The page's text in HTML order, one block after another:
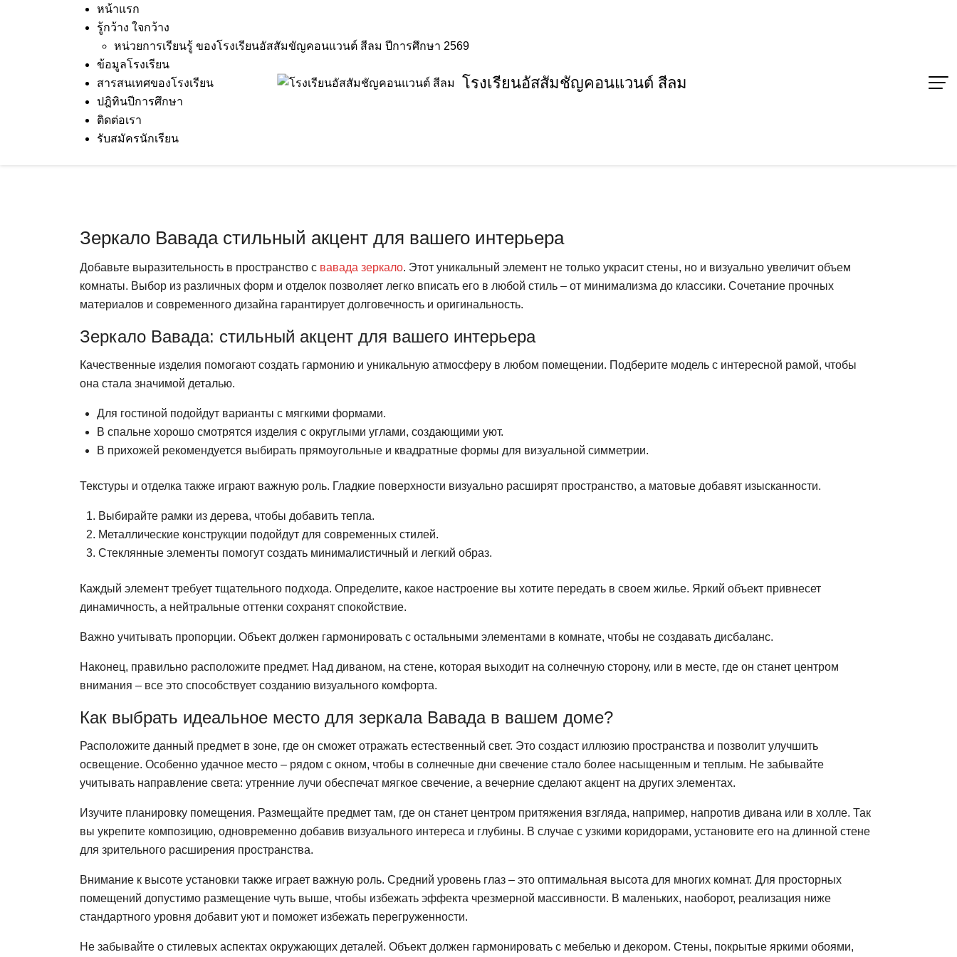
โรงเรียนอัสสัมชัญคอนแวนต์ สีลม
หน้าแรก
รู้กว้าง ใจกว้าง
หน่วยการเรียนรู้ ของโรงเรียนอัสสัมขัญคอนแวนต์ สีลม ปีการศึกษา 2569
ข้อมูลโรงเรียน
สารสนเทศของโรงเรียน
ปฎิทินปีการศึกษา
ติดต่อเรา
รับสมัครนักเรียน
Search
for:
17 May 2023 Terakeat Ontme บทความ
Зеркало Вавада стильный акцент для вашего интерьера
Добавьте выразительность в пространство с вавада зеркало. Этот уникальный элемент не только украсит стены, но и визуально увеличит объем
комнаты. Выбор из различных форм и отделок позволяет легко вписать его в любой стиль – от минимализма до классики. Сочетание прочных
материалов и современного дизайна гарантирует долговечность и оригинальность.
Зеркало Вавада: стильный акцент для вашего интерьера
Качественные изделия помогают создать гармонию и уникальную атмосферу в любом помещении. Подберите модель с интересной рамой, чтобы
она стала значимой деталью.
Для гостиной подойдут варианты с мягкими формами.
В спальне хорошо смотрятся изделия с округлыми углами, создающими уют.
В прихожей рекомендуется выбирать прямоугольные и квадратные формы для визуальной симметрии.
Текстуры и отделка также играют важную роль. Гладкие поверхности визуально расширят пространство, а матовые добавят изысканности.
Выбирайте рамки из дерева, чтобы добавить тепла.
Металлические конструкции подойдут для современных стилей.
Стеклянные элементы помогут создать минималистичный и легкий образ.
Каждый элемент требует тщательного подхода. Определите, какое настроение вы хотите передать в своем жилье. Яркий объект привнесет
динамичность, а нейтральные оттенки сохранят спокойствие.
Важно учитывать пропорции. Объект должен гармонировать с остальными элементами в комнате, чтобы не создавать дисбаланс.
Наконец, правильно расположите предмет. Над диваном, на стене, которая выходит на солнечную сторону, или в месте, где он станет центром
внимания – все это способствует созданию визуального комфорта.
Как выбрать идеальное место для зеркала Вавада в вашем доме?
Расположите данный предмет в зоне, где он сможет отражать естественный свет. Это создаст иллюзию пространства и позволит улучшить
освещение. Особенно удачное место – рядом с окном, чтобы в солнечные дни свечение стало более насыщенным и теплым. Не забывайте
учитывать направление света: утренние лучи обеспечат мягкое свечение, а вечерние сделают акцент на других элементах.
Изучите планировку помещения. Размещайте предмет там, где он станет центром притяжения взгляда, например, напротив дивана или в холле. Так
вы укрепите композицию, одновременно добавив визуального интереса и глубины. В случае с узкими коридорами, установите его на длинной стене
для зрительного расширения пространства.
Внимание к высоте установки также играет важную роль. Средний уровень глаз – это оптимальная высота для многих комнат. Для просторных
помещений допустимо размещение чуть выше, чтобы избежать эффекта чрезмерной массивности. В маленьких, наоборот, реализация ниже
стандартного уровня добавит уют и поможет избежать перегруженности.
Не забывайте о стилевых аспектах окружающих деталей. Объект должен гармонировать с мебелью и декором. Стены, покрытые яркими обоями,